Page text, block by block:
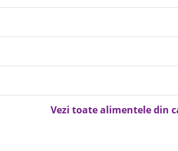
Vezi toate alimentele din